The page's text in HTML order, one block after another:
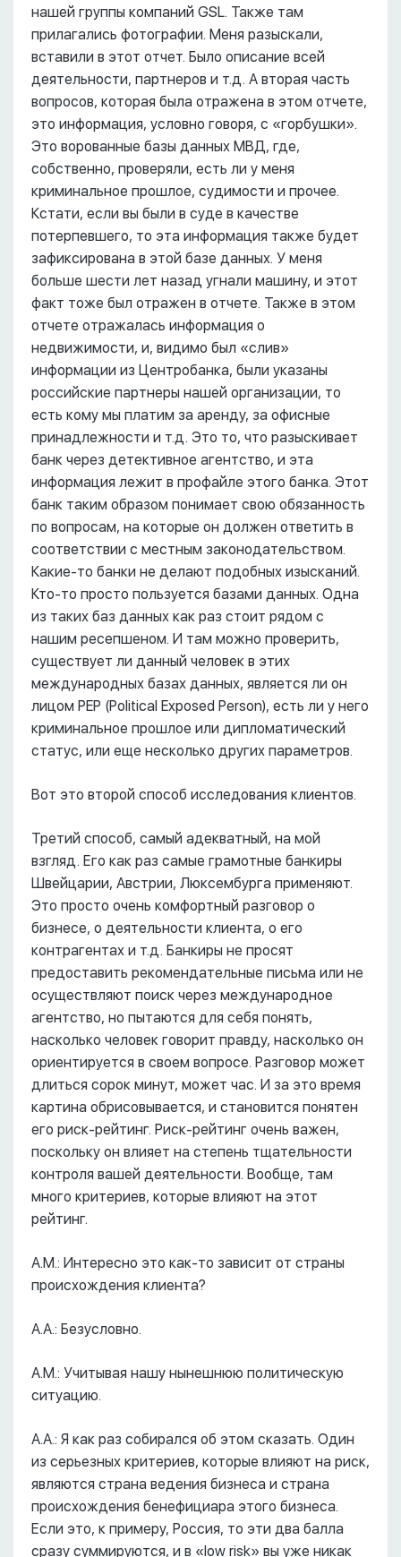
нашей группы компаний GSL. Также там
прилагались фотографии. Меня разыскали,
вставили в этот отчет. Было описание всей
деятельности, партнеров и т.д. А вторая часть
вопросов, которая была отражена в этом отчете,
это информация, условно говоря, с «горбушки».
Это ворованные базы данных МВД, где,
собственно, проверяли, есть ли у меня
криминальное прошлое, судимости и прочее.
Кстати, если вы были в суде в качестве
потерпевшего, то эта информация также будет
зафиксирована в этой базе данных. У меня
больше шести лет назад угнали машину, и этот
факт тоже был отражен в отчете. Также в этом
отчете отражалась информация о
недвижимости, и, видимо был «слив»
информации из Центробанка, были указаны
российские партнеры нашей организации, то
есть кому мы платим за аренду, за офисные
принадлежности и т.д. Это то, что разыскивает
банк через детективное агентство, и эта
информация лежит в профайле этого банка. Этот
банк таким образом понимает свою обязанность
по вопросам, на которые он должен ответить в
соответствии с местным законодательством.
Какие-то банки не делают подобных изысканий.
Кто-то просто пользуется базами данных. Одна
из таких баз данных как раз стоит рядом с
нашим ресепшеном. И там можно проверить,
существует ли данный человек в этих
международных базах данных, является ли он
лицом PEP (Political Exposed Person), есть ли у него
криминальное прошлое или дипломатический
статус, или еще несколько других параметров.
Вот это второй способ исследования клиентов.
Третий способ, самый адекватный, на мой
взгляд. Его как раз самые грамотные банкиры
Швейцарии, Австрии, Люксембурга применяют.
Это просто очень комфортный разговор о
бизнесе, о деятельности клиента, о его
контрагентах и т.д. Банкиры не просят
предоставить рекомендательные письма или не
осуществляют поиск через международное
агентство, но пытаются для себя понять,
насколько человек говорит правду, насколько он
ориентируется в своем вопросе. Разговор может
длиться сорок минут, может час. И за это время
картина обрисовывается, и становится понятен
его риск-рейтинг. Риск-рейтинг очень важен,
поскольку он влияет на степень тщательности
контроля вашей деятельности. Вообще, там
много критериев, которые влияют на этот
рейтинг.
А.М.: Интересно это как-то зависит от страны
происхождения клиента?
А.А.: Безусловно.
А.М.: Учитывая нашу нынешнюю политическую
ситуацию.
А.А.: Я как раз собирался об этом сказать. Один
из серьезных критериев, которые влияют на риск,
являются страна ведения бизнеса и страна
происхождения бенефициара этого бизнеса.
Если это, к примеру, Россия, то эти два балла
сразу суммируются, и в «low risk» вы уже никак